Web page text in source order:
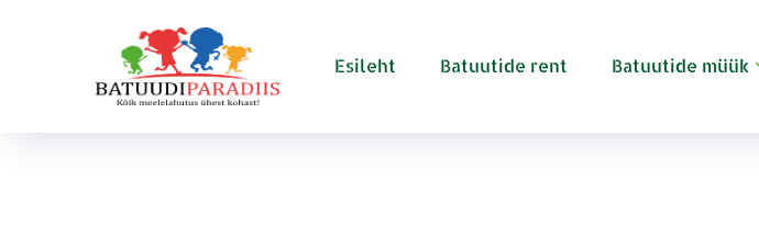
Esileht Batuutide rent Batuutide müük